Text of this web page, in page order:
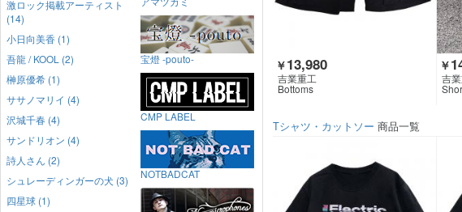
￥13,980
吉業重工
Bottoms
￥
吉
Tシャツ・カットソー 商品一覧
激ロック掲載アーティスト
(14)
小日向美香 (1)
吾龍 / KOOL (2)
榊原優希 (1)
ササノマリイ (4)
沢城千春 (4)
サンドリオン (4)
詩人さん (2)
シュレーディンガーの犬 (3)
四星球 (1)
宝燈 -pouto-
CMP LABEL
NOTBADCAT